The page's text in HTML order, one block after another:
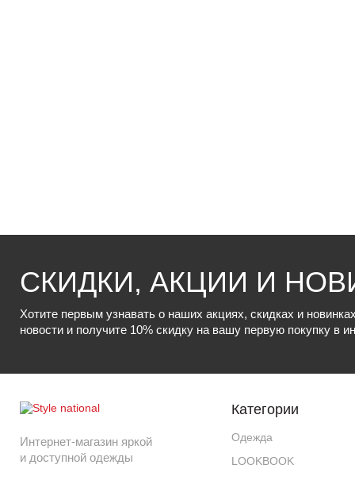
СКИДКИ, АКЦИИ И
Хотите первым узнавать о наших акциях, скидках и
новости и получите 10% скидку на вашу первую покупку в
Интернет-магазин яркой
и доступной одежды
Категории
Одежда
LOOKBOOK